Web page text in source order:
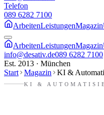
Telefon
089 6282 7100
ArbeitenLeistungenMagazin
ArbeitenLeistungenMagazin
info@desativ.de089 6282 7100
Est. 2013 · München
Start
Magazin KI &
KI &